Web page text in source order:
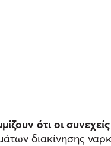
ότι οι
διακίνησης